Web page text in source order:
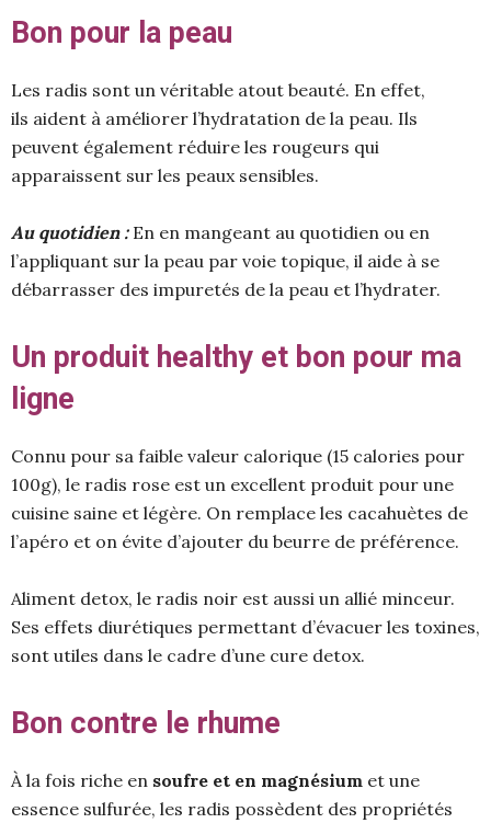
Bon pour la peau
Les radis sont un véritable atout beauté. En effet,
ils aident à améliorer l’hydratation de la peau. Ils
peuvent également réduire les rougeurs qui
apparaissent sur les peaux sensibles.
Au quotidien : En en mangeant au quotidien ou en
l’appliquant sur la peau par voie topique, il aide à se
débarrasser des impuretés de la peau et l’hydrater.
Un produit healthy et bon pour ma
ligne
Connu pour sa faible valeur calorique (15 calories pour
100g), le radis rose est un excellent produit pour une
cuisine saine et légère. On remplace les cacahuètes de
l’apéro et on évite d’ajouter du beurre de préférence.
Aliment detox, le radis noir est aussi un allié minceur.
Ses effets diurétiques permettant d’évacuer les toxines,
sont utiles dans le cadre d’une cure detox.
Bon contre le rhume
À la fois riche en soufre et en magnésium et une
essence sulfurée, les radis possèdent des propriétés